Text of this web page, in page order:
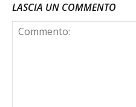
LASCIA UN COMMENTO